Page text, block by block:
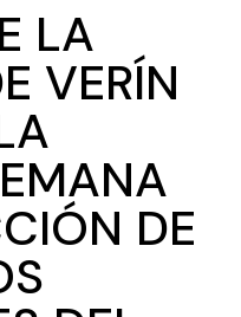
LA
VERÍN
DE